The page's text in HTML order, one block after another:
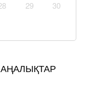
29
30